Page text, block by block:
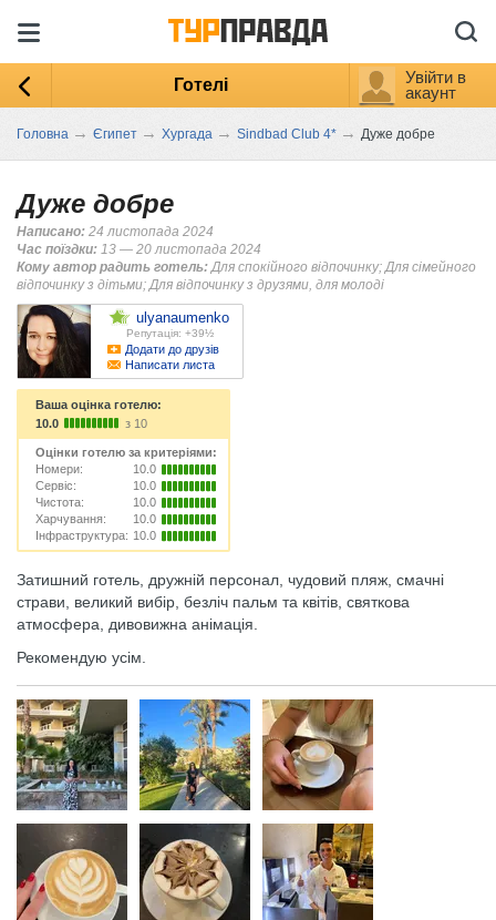
Готелі
Увійти в
акаунт
Головна → Єгипет → Хургада → Sindbad Club 4* → Дуже добре
Дуже добре
Написано: 24 листопада 2024
Час поїздки: 13 — 20 листопада 2024
Кому автор радить готель: Для спокійного відпочинку; Для сімейного
відпочинку з дітьми; Для відпочинку з друзями, для молоді
ulyanaumenko
Репутація: +39½
Додати до друзів
Написати листа
Ваша оцінка готелю:
10.0
з 10
Оцінки готелю за критеріями:
Номери:
10.0
Сервіс:
10.0
Чистота:
10.0
Харчування:
10.0
Інфраструктура: 10.0
Затишний готель, дружній персонал, чудовий пляж, смачні
страви, великий вибір, безліч пальм та квітів, святкова
атмосфера, дивовижна анімація.
Рекомендую усім.